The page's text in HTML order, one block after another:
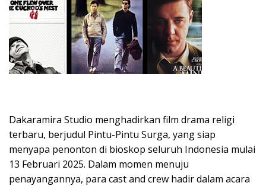
Dakaramira Studio menghadirkan film drama religi
terbaru, berjudul Pintu-Pintu Surga, yang siap
menyapa penonton di bioskop seluruh Indonesia mulai
13 Februari 2025. Dalam momen menuju
penayangannya, para cast and crew hadir dalam acara